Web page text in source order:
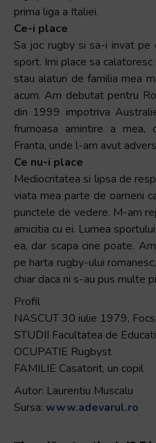
prima liga a Italiei.
Ce-i place
Sa joc rugby si sa-i invat pe
sport. Imi place sa
stau alaturi de familia mea
acum. Am debutat pentru
din 1999 impotriva
frumoasa amintire a mea,
Franta, unde l-am avut
Ce nu-i place
Mediocritatea si lipsa de
viata mea parte de oameni
punctele de vedere. M-am
amicitia cu ei. Lumea
ea, dar scapa cine poate.
pe harta rugby-ului
chiar daca ni s-au pus multe
Profil
NASCUT 30 iulie 1979,
STUDII Facultatea de
OCUPATIE Rugbyst
FAMILIE Casatorit, un copil
Autor: Laurentiu Muscalu
Sursa: www.adevarul.ro